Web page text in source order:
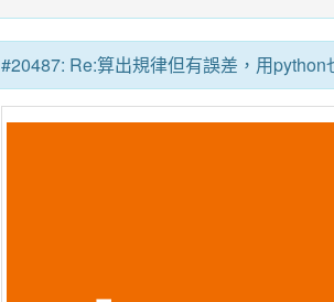
#20487: Re:算出規律但有誤差，用python